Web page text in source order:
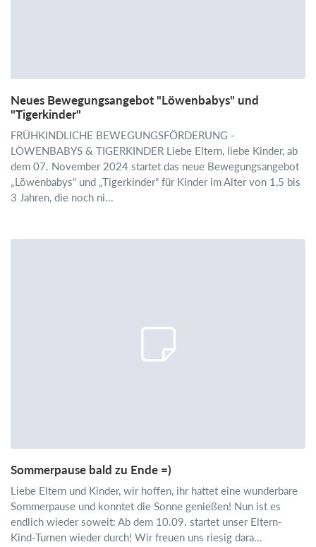
Neues Bewegungsangebot "Löwenbabys" und
"Tigerkinder"
FRÜHKINDLICHE BEWEGUNGSFÖRDERUNG -
LÖWENBABYS & TIGERKINDER Liebe Eltern, liebe Kinder, ab
dem 07. November 2024 startet das neue Bewegungsangebot
„Löwenbabys“ und „Tigerkinder“ für Kinder im Alter von 1,5 bis
3 Jahren, die noch ni...
Sommerpause bald zu Ende =)
Liebe Eltern und Kinder, wir hoffen, ihr hattet eine wunderbare
Sommerpause und konntet die Sonne genießen! Nun ist es
endlich wieder soweit: Ab dem 10.09. startet unser Eltern-
Kind-Turnen wieder durch! Wir freuen uns riesig dara...